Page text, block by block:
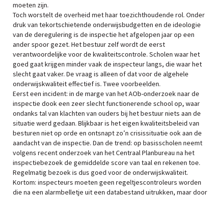
moeten zijn.
Toch worstelt de overheid met haar toezichthoudende rol. Onder
druk van tekortschietende onderwijsbudgetten en de ideologie
van de deregulering is de inspectie het afgelopen jaar op een
ander spoor gezet. Het bestuur zelf wordt de eerst
verantwoordelijke voor de kwaliteitscontrole. Scholen waar het
goed gaat krijgen minder vaak de inspecteur langs, die waar het
slecht gaat vaker. De vraag is alleen of dat voor de algehele
onderwijskwaliteit effectief is. Twee voorbeelden.
Eerst een incident: in de marge van het AOb-onderzoek naar de
inspectie dook een zeer slecht functionerende school op, waar
ondanks tal van klachten van ouders bij het bestuur niets aan de
situatie werd gedaan. Blijkbaar is het eigen kwaliteitsbeleid van
besturen niet op orde en ontsnapt zo’n crisissituatie ook aan de
aandacht van de inspectie. Dan de trend: op basisscholen neemt
volgens recent onderzoek van het Centraal Planbureau na het
inspectiebezoek de gemiddelde score van taal en rekenen toe.
Regelmatig bezoek is dus goed voor de onderwijskwaliteit.
Kortom: inspecteurs moeten geen regeltjescontroleurs worden
die na een alarmbelletje uit een databestand uitrukken, maar door